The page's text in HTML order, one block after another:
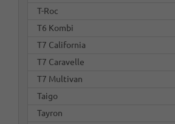
T-Roc
T6 Kombi
T7 California
T7 Caravelle
T7 Multivan
Taigo
Tayron